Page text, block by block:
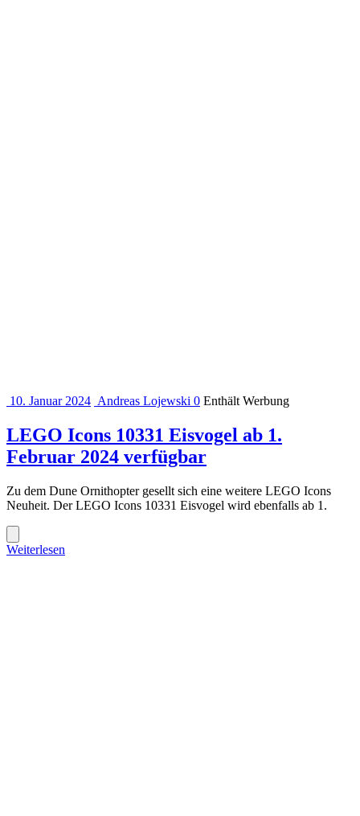
10. Januar 2024 Andreas Lojewski 0 Enthält Werbung
LEGO Icons 10331 Eisvogel ab 1.
Februar 2024 verfügbar
Zu dem Dune Ornithopter gesellt sich eine weitere LEGO Icons
Neuheit. Der LEGO Icons 10331 Eisvogel wird ebenfalls ab 1.
Weiterlesen